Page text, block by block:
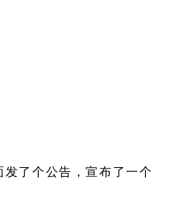
了个公告，宣布了一个